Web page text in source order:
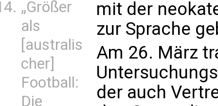
„Größer
als
[australis
cher]
Football:
Die
mit der
zur Sprache
Am 26. März
der auch